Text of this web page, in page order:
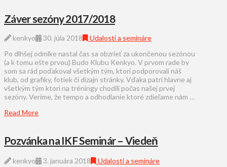
Záver sezóny 2017/2018
kenkyo 30. júla 2018
Udalosti a semináre
Po dlhšej odmlke nastal čas sa obzrieť za ukončenou sezónou
(a k tomu ešte prvou) Budo Klubu Kenkyo. V prvom rade by
som sa rád poďakoval všetkým tým, ktorí podporovali náš
klub, od grafiky, fotiek či dizajn stránky. Vďaka patrí hlavne aj
všetkým tým ktorí na tréningy chodili počas našej prvej
sezóny. Veríme, že tempo a odhodlanie ktoré zdieľame nám …
Read More
Pozvánka na IKF Seminár – Viedeň
kenkyo 3. januára 2018
Udalosti a semináre